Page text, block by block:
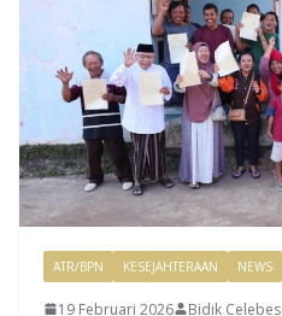
ATR/BPN KESEJAHTERAAN NEWS
19 Februari 2026 Bidik Celebes